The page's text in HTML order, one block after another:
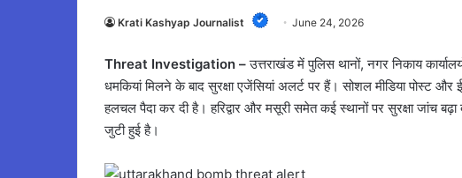
Krati Kashyap Journalist June 24, 2026
Threat Investigation –उत्तराखंड में पुलिस थानों, नगर निकाय
धमकियां मिलने के बाद सुरक्षा एजेंसियां अलर्ट पर हैं। सोशल मीडिया
हलचल पैदा कर दी है। हरिद्वार और मसूरी समेत कई स्थानों पर सुरक्षा जांच
जुटी हुई है।